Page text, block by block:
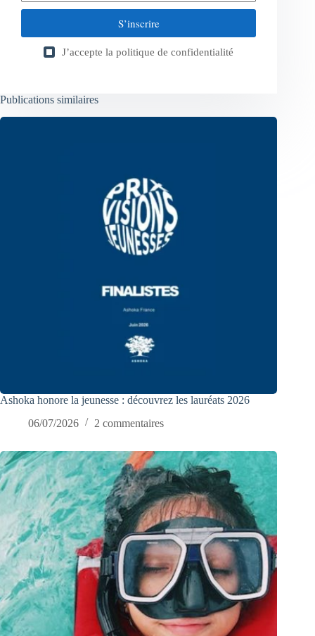
S’inscrire
J’accepte la politique de confidentialité
Publications similaires
Ashoka honore la jeunesse : découvrez les lauréats 2026
06/07/2026
2 commentaires